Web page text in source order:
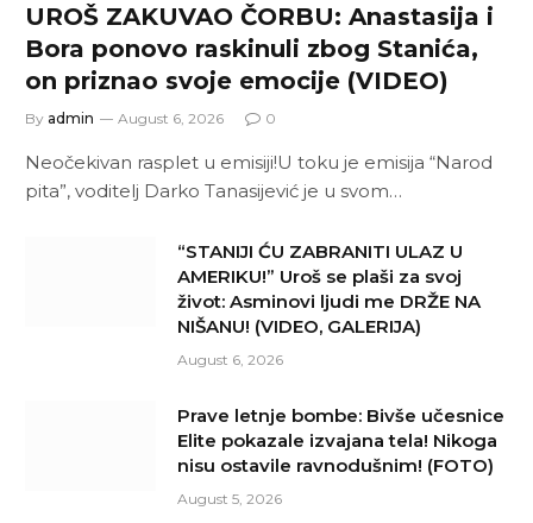
UROŠ ZAKUVAO ČORBU: Anastasija i
Bora ponovo raskinuli zbog Stanića,
on priznao svoje emocije (VIDEO)
By admin August 6, 2026 0
Neočekivan rasplet u emisiji!U toku je emisija “Narod
pita”, voditelj Darko Tanasijević je u svom…
“STANIJI ĆU ZABRANITI ULAZ U
AMERIKU!” Uroš se plaši za svoj
život: Asminovi ljudi me DRŽE NA
NIŠANU! (VIDEO, GALERIJA)
August 6, 2026
Prave letnje bombe: Bivše učesnice
Elite pokazale izvajana tela! Nikoga
nisu ostavile ravnodušnim! (FOTO)
August 5, 2026